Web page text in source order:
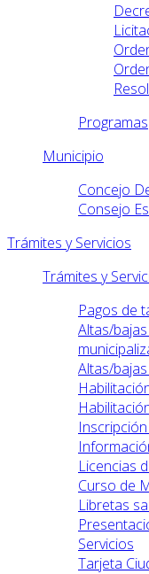
Programas
Municipio
Concejo
Consejo
Trámites y Servicios
Trámites y
Pagos de
Altas/
Altas/
Licencias
Curso de
Libretas
Servicios
Tarjeta